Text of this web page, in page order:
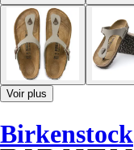
Voir plus
Birkenstock